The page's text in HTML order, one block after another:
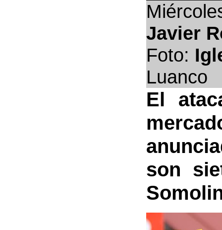
Javier
Foto:
Luanco
El
son